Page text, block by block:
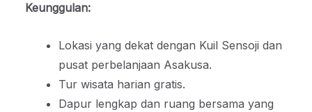
Keunggulan:
Lokasi yang dekat dengan Kuil Sensoji dan
pusat perbelanjaan Asakusa.
Tur wisata harian gratis.
Dapur lengkap dan ruang bersama yang